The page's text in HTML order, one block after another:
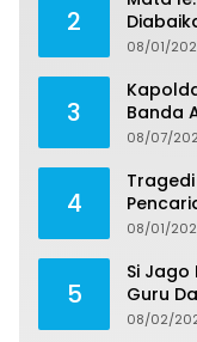
2
08/01/
3
Banda
08/07/
4
08/01/
5
Si
Guru
08/02/